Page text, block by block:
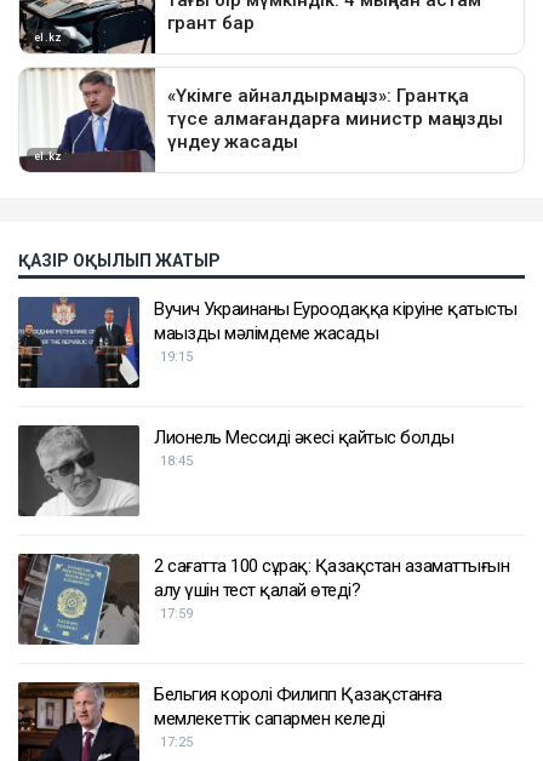
ҚАЗІР ОҚЫЛЫП ЖАТЫР
Вучич Украинаның Еуроодаққа кіруіне қатысты
маңызды мәлімдеме жасады
19:15
Лионель Мессидің әкесі қайтыс болды
18:45
2 сағатта 100 сұрақ: Қазақстан азаматтығын
алу үшін тест қалай өтеді?
17:59
Бельгия королі Филипп Қазақстанға
мемлекеттік сапармен келеді
17:25